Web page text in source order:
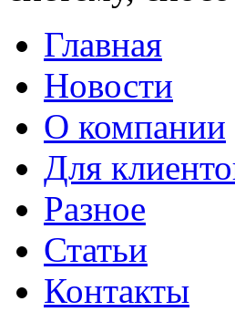
Главная
Новости
О компании
Для
Разное
Статьи
Контакты